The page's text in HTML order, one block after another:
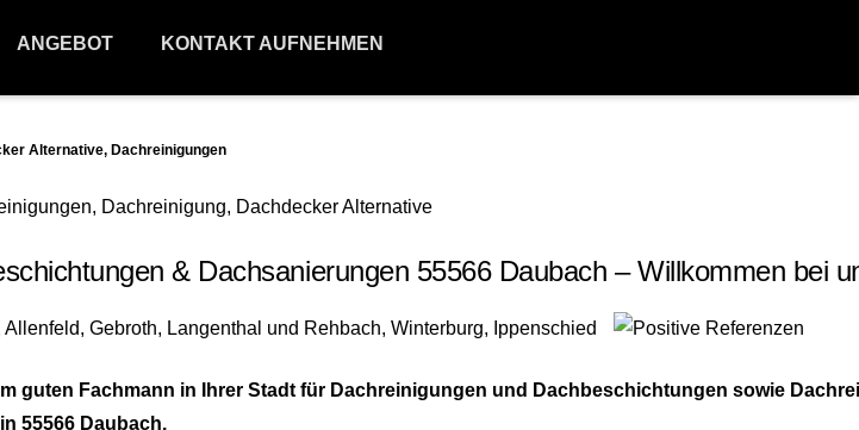
ANGEBOT KONTAKT AUFNEHMEN
Alternative, Dachreinigungen
& Dachsanierungen 55566 Daubach – Willkommen bei
guten Fachmann in Ihrer Stadt für Dachreinigungen und Dachbeschichtungen sowie
55566 Daubach.